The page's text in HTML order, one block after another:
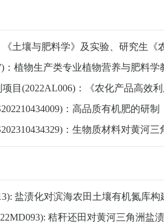
土壤与肥料学》及实验、研究生《
：植物生产类专业植物营养与肥料
目 (2022AL006) ：《农化产品高效
：高品质有机肥的研制
：生物质材料对黄河
盐渍化对滨海农田土壤有机氮库构
秸秆还田对黄河三角洲盐